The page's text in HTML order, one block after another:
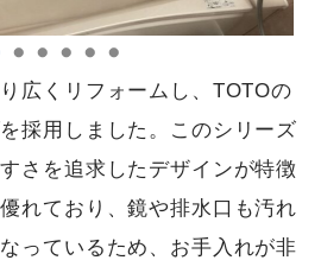
広くリフォームし、TOTOの
採用しました。このシリーズ
さを追求したデザインが特徴
れており、鏡や排水口も汚れ
っているため、お手入れが非